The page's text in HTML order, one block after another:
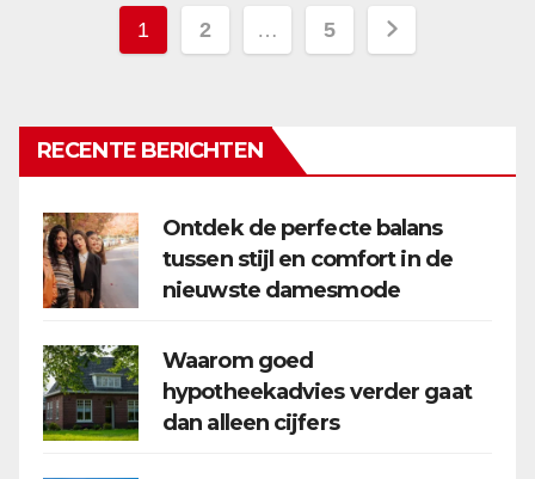
Berichten
1 2 … 5
RECENTE BERICHTEN
Ontdek de perfecte balans
tussen stijl en comfort in de
nieuwste damesmode
Waarom goed
hypotheekadvies verder gaat
dan alleen cijfers